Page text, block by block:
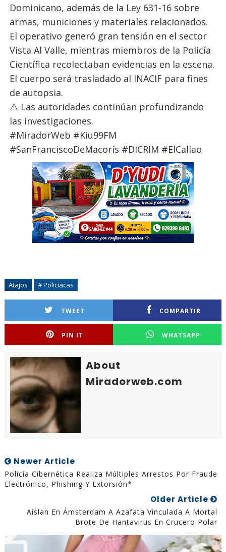
Dominicano, además de la Ley 631-16 sobre
armas, municiones y materiales relacionados.
El operativo generó gran tensión en el sector
Vista Al Valle, mientras miembros de la Policía
Científica recolectaban evidencias en la escena.
El cuerpo será trasladado al INACIF para fines
de autopsia.
⚠️ Las autoridades continúan profundizando
las investigaciones.
#MiradorWeb #Kiu99FM
#SanFranciscoDeMacorís #DICRIM #ElCallao
Atajos # Policiacas
TWEET COMPARTIR
PIN IT WHATSAPP
About
Miradorweb.com
Newer Article
Policía Cibernética Realiza Múltiples Arrestos Por Fraude
Electrónico, Phishing Y Extorsión*
Older Article
Aíslan En Ámsterdam A Azafata Vinculada A Mortal
Brote De Hantavirus En Crucero Polar